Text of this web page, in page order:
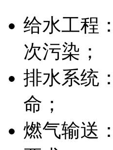
给水工程
次污染；
排水系统
命；
燃气输送